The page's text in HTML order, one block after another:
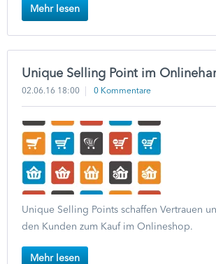
Mehr lesen
Unique Selling Point im
02.06.16 18:00 0 Kommentare
Unique Selling Points schaffen Vertrauen
den Kunden zum Kauf im Onlineshop.
Mehr lesen